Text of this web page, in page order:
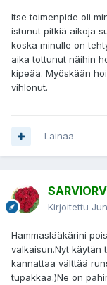
Itse toimenpide oli
istunut pitkiä aikoja
koska minulle on
aika tottunut näihin
kipeää. Myöskään
vihlonut.
Lainaa
Kirjoitettu
Hammaslääkärini
valkaisun.Nyt käytän
kannattaa välttää
tupakkaa:)Ne on